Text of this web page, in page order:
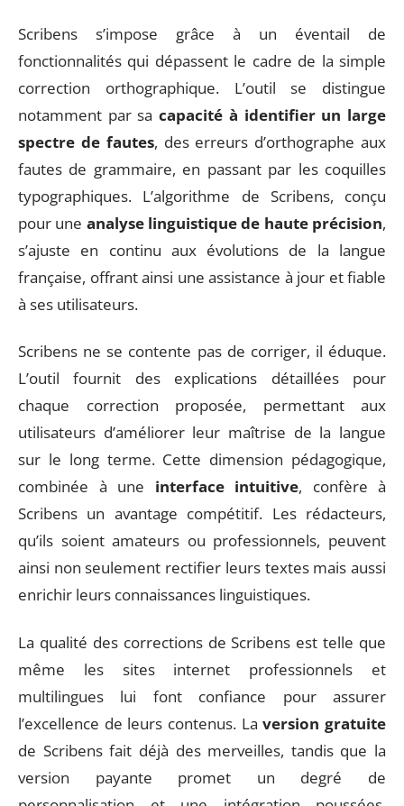
Scribens s’impose grâce à un éventail de
fonctionnalités qui dépassent le cadre de la simple
correction orthographique. L’outil se distingue
notamment par sacapacité à identifier un large
spectre de fautes, des erreurs d’orthographe aux
fautes de grammaire, en passant par les coquilles
typographiques. L’algorithme de Scribens, conçu
pour une analyse linguistique de haute précision,
s’ajuste en continu aux évolutions de la langue
française, offrant ainsi une assistance à jour et fiable
à ses utilisateurs.
Scribens ne se contente pas de corriger, il éduque.
L’outil fournit des explications détaillées pour
chaque correction proposée, permettant aux
utilisateurs d’améliorer leur maîtrise de la langue
sur le long terme. Cette dimension pédagogique,
combinée à une interface intuitive, confère à
Scribens un avantage compétitif. Les rédacteurs,
qu’ils soient amateurs ou professionnels, peuvent
ainsi non seulement rectifier leurs textes mais aussi
enrichir leurs connaissances linguistiques.
La qualité des corrections de Scribens est telle que
même les sites internet professionnels et
multilingues lui font confiance pour assurer
l’excellence de leurs contenus. Laversion gratuite
de Scribens fait déjà des merveilles, tandis que la
version payante promet un degré de